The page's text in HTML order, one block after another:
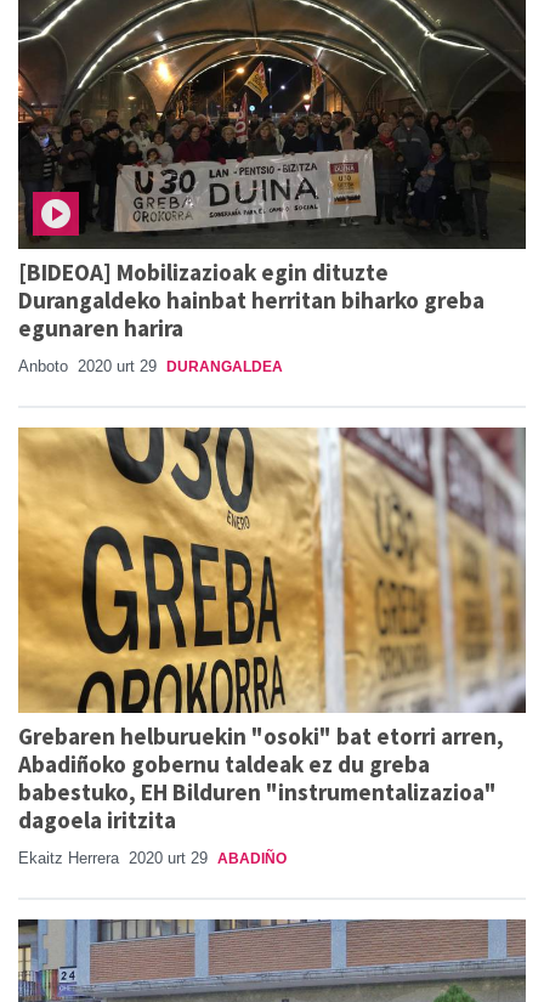
[BIDEOA] Mobilizazioak egin dituzte
Durangaldeko hainbat herritan biharko greba
egunaren harira
Anboto 2020 urt 29 DURANGALDEA
Grebaren helburuekin "osoki" bat etorri arren,
Abadiñoko gobernu taldeak ez du greba
babestuko, EH Bilduren "instrumentalizazioa"
dagoela iritzita
Ekaitz Herrera 2020 urt 29 ABADIÑO